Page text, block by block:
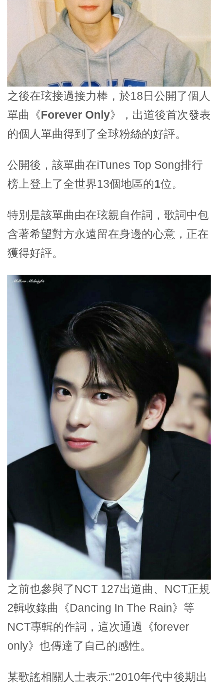
之後在玹接過接力棒，於18日公開了個人
單曲
《Forever Only》
，出道後首次發表
的個人單曲得到了全球粉絲的好評。
公開後，該單曲在iTunes Top Song排行
榜上登上了全世界13個地區的1位。
特別是該單曲由在玹親自作詞 ，歌詞中包
含著希望對方永遠留在身邊的心意，正在
獲得好評。
之前也參與了NCT 127出道曲、NCT正規
2輯收錄曲《Dancing In The Rain》等
NCT專輯的作詞，這次通過《forever
only》也傳達了自己的感性。
某歌謠相關人士表示:“2010年代中後期出